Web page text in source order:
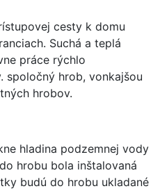
cesty k domu
Suchá a teplá
práce rýchlo
spoločný hrob, vonkajšou
hrobov.
hladina podzemnej vody
hrobu bola inštalovaná
budú do hrobu ukladané